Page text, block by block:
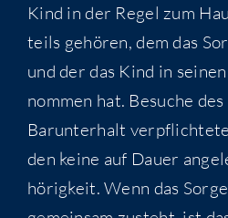
Kind in der Regel zum
teils gehö­ren, dem das
und der das Kind in
nom­men hat. Besu­che
Bar­un­ter­halt
den kei­ne auf Dau­er
hö­rig­keit. Wenn das